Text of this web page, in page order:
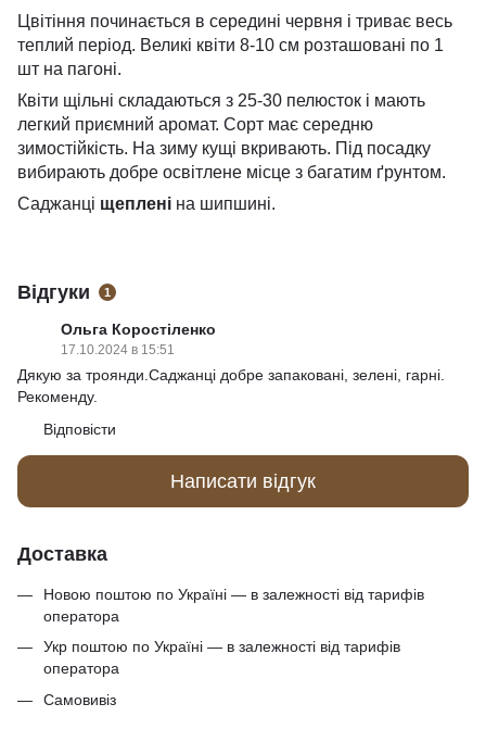
Цвітіння починається в середині червня і триває весь
теплий період. Великі квіти 8-10 см розташовані по 1
шт на пагоні.
Квіти щільні складаються з 25-30 пелюсток і мають
легкий приємний аромат. Сорт має середню
зимостійкість. На зиму кущі вкривають. Під посадку
вибирають добре освітлене місце з багатим ґрунтом.
Саджанці щеплені на шипшині.
Відгуки 1
Ольга Коростіленко
17.10.2024 в 15:51
Дякую за троянди.Саджанці добре запаковані, зелені, гарні.
Рекоменду.
Відповісти
Написати відгук
Доставка
Новою поштою по Україні — в залежності від тарифів
оператора
Укр поштою по Україні — в залежності від тарифів
оператора
Самовивіз